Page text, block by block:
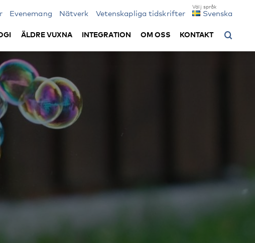
Evenemang Nätverk Vetenskapliga tidskrifter Svenska
ÄLDRE VUXNA INTEGRATION OM OSS KONTAKT